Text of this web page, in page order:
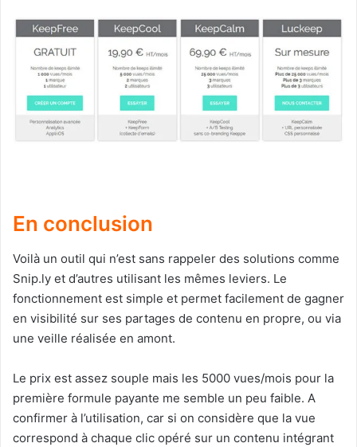
En conclusion
Voilà un outil qui n’est sans rappeler des solutions comme
Snip.ly et d’autres utilisant les mêmes leviers. Le
fonctionnement est simple et permet facilement de gagner
en visibilité sur ses partages de contenu en propre, ou via
une veille réalisée en amont.
Le prix est assez souple mais les 5000 vues/mois pour la
première formule payante me semble un peu faible. A
confirmer à l’utilisation, car si on considère que la vue
correspond à chaque clic opéré sur un contenu intégrant